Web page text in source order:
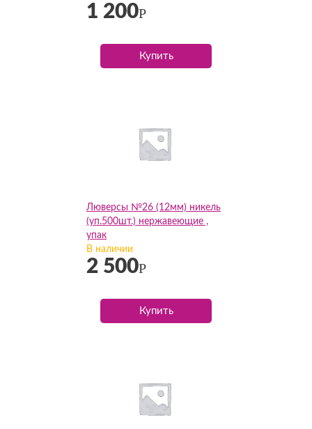
1 200Р
Купить
Люверсы №26 (12мм) никель
(уп.500шт.) нержавеющие ,
упак
В наличии
2 500Р
Купить